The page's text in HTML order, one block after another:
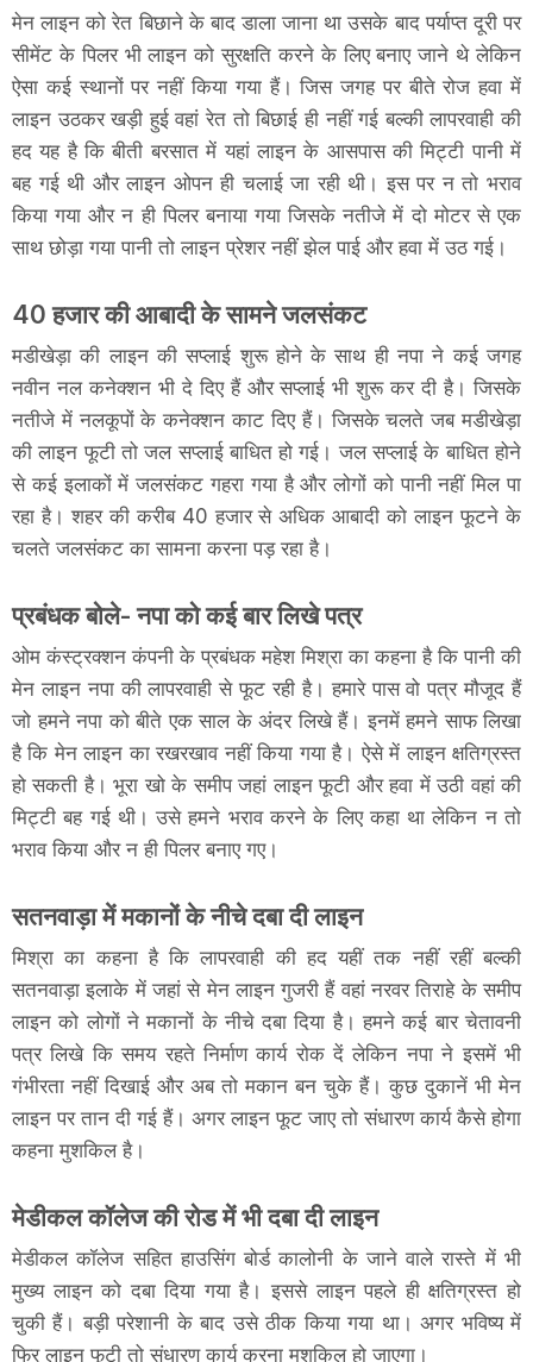
मेन लाइन को रेत बिछाने के बाद डाला जाना था उसके बाद पर्याप्त दूरी पर
सीमेंट के पिलर भी लाइन को सुरक्षति करने के लिए बनाए जाने थे लेकिन
ऐसा कई स्थानों पर नहीं किया गया हैं। जिस जगह पर बीते रोज हवा में
लाइन उठकर खड़ी हुई वहां रेत तो बिछाई ही नहीं गई बल्की लापरवाही की
हद यह है कि बीती बरसात में यहां लाइन के आसपास की मिट्टी पानी में
बह गई थी और लाइन ओपन ही चलाई जा रही थी। इस पर न तो भराव
किया गया और न ही पिलर बनाया गया जिसके नतीजे में दो मोटर से एक
साथ छोड़ा गया पानी तो लाइन प्रेशर नहीं झेल पाई और हवा में उठ गई।
40 हजार की आबादी के सामने जलसंकट
मडीखेड़ा की लाइन की सप्लाई शुरू होने के साथ ही नपा ने कई जगह
नवीन नल कनेक्शन भी दे दिए हैं और सप्लाई भी शुरू कर दी है। जिसके
नतीजे में नलकूपों के कनेक्शन काट दिए हैं। जिसके चलते जब मडीखेड़ा
की लाइन फूटी तो जल सप्लाई बाधित हो गई। जल सप्लाई के बाधित होने
से कई इलाकों में जलसंकट गहरा गया है और लोगों को पानी नहीं मिल पा
रहा है। शहर की करीब 40 हजार से अधिक आबादी को लाइन फूटने के
चलते जलसंकट का सामना करना पड़ रहा है।
प्रबंधक बोले- नपा को कई बार लिखे पत्र
ओम कंस्ट्रक्शन कंपनी के प्रबंधक महेश मिश्रा का कहना है कि पानी की
मेन लाइन नपा की लापरवाही से फूट रही है। हमारे पास वो पत्र मौजूद हैं
जो हमने नपा को बीते एक साल के अंदर लिखे हैं। इनमें हमने साफ लिखा
है कि मेन लाइन का रखरखाव नहीं किया गया है। ऐसे में लाइन क्षतिग्रस्त
हो सकती है। भूरा खो के समीप जहां लाइन फूटी और हवा में उठी वहां की
मिट्टी बह गई थी। उसे हमने भराव करने के लिए कहा था लेकिन न तो
भराव किया और न ही पिलर बनाए गए।
सतनवाड़ा में मकानों के नीचे दबा दी लाइन
मिश्रा का कहना है कि लापरवाही की हद यहीं तक नहीं रहीं बल्की
सतनवाड़ा इलाके में जहां से मेन लाइन गुजरी हैं वहां नरवर तिराहे के समीप
लाइन को लोगों ने मकानों के नीचे दबा दिया है। हमने कई बार चेतावनी
पत्र लिखे कि समय रहते निर्माण कार्य रोक दें लेकिन नपा ने इसमें भी
गंभीरता नहीं दिखाई और अब तो मकान बन चुके हैं। कुछ दुकानें भी मेन
लाइन पर तान दी गई हैं। अगर लाइन फूट जाए तो संधारण कार्य कैसे होगा
कहना मुशकिल है।
मेडीकल कॉलेज की रोड में भी दबा दी लाइन
मेडीकल कॉलेज सहित हाउसिंग बोर्ड कालोनी के जाने वाले रास्ते में भी
मुख्य लाइन को दबा दिया गया है। इससे लाइन पहले ही क्षतिग्रस्त हो
चुकी हैं। बड़ी परेशानी के बाद उसे ठीक किया गया था। अगर भविष्य में
फिर लाइन फूटी तो संधारण कार्य करना मुशकिल हो जाएगा।